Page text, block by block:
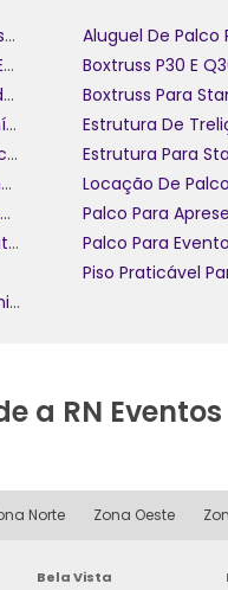
Aluguel De Boxtruss Q30
Boxtruss P15 Para Eventos
Boxtruss Para Produção De Eventos
Estrutura De Alumínio Para Gestão De Eventos
Estrutura Para Palcos De Eventos
Estruturas Para Shows E Eventos
Palco Para Apresentação De Banda
Palco Para Confraternização
Palco Para
Treliças De Alumínio Para Eventos
a RN
Norte Zona Oeste
Bela Vista